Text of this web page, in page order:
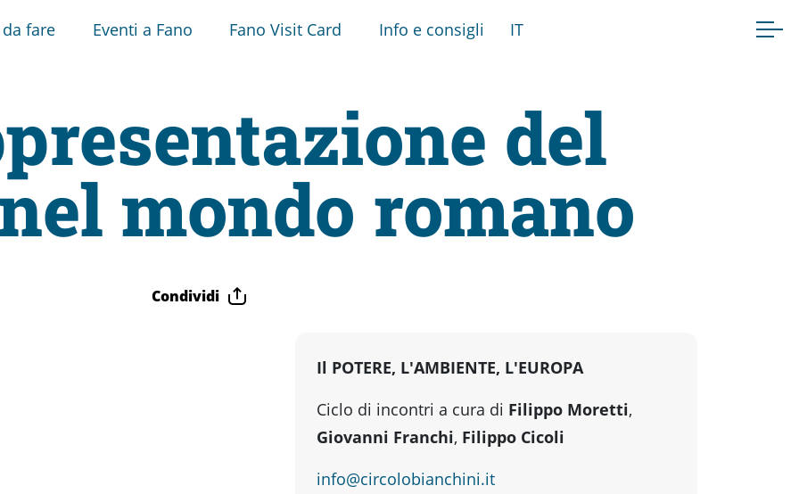
da fare Eventi a Fano Fano Visit Card Info e consigli IT
del
mondo romano
Condividi
Il POTERE, L'AMBIENTE, L'EUROPA
Ciclo di incontri a cura di Filippo Moretti,
Giovanni Franchi, Filippo Cicoli
info@circolobianchini.it